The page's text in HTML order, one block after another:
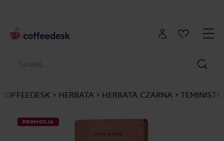
COFFEEDESK HERBATA HERBATA CZARNA
PROMOCJA